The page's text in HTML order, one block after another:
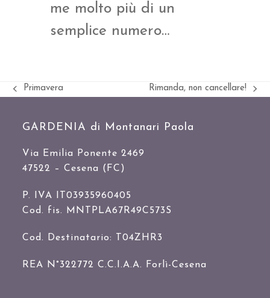
me molto più di un
semplice numero…
Slide
Primavera
visualizza
Rimanda, non cancellare!
GARDENIA di Montanari Paola
Via Emilia Ponente 2469
47522 – Cesena (FC)
P. IVA IT03935960405
Cod. fis. MNTPLA67R49C573S
Cod. Destinatario: T04ZHR3
REA N°322772 C.C.I.A.A. Forlì-Cesena